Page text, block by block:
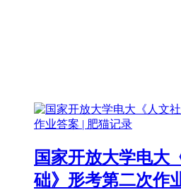
国家开放大学电大
础》形考第二次作